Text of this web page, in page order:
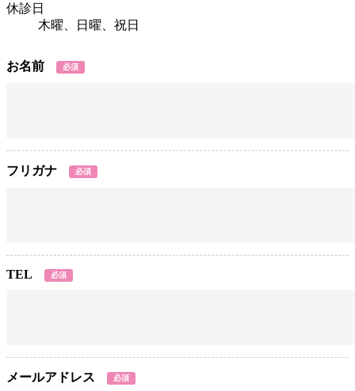
休診日
木曜、日曜、祝日
お名前 必須
フリガナ 必須
TEL 必須
メールアドレス 必須